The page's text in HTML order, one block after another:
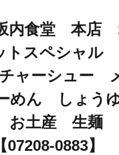
内食堂 本店
トスペシャル
ャーシュー
めん しょう
土産 生麺
0883】